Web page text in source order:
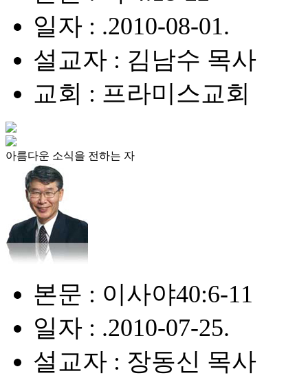
일자 : .2010-08-01.
설교자 : 김남수 목사
교회 : 프라미스교회
아름다운 소식을 전하는 자
본문 : 이사야40:6-11
일자 : .2010-07-25.
설교자 : 장동신 목사